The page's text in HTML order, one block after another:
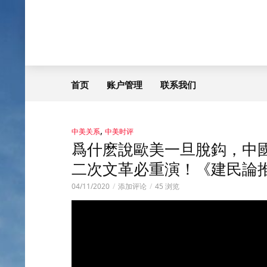
首页 账户管理 联系我们
中美关系, 中美时评
爲什麽說歐美一旦脫鈎，中
二次文革必重演！《建民論
04/11/2020 添加评论 45 浏览